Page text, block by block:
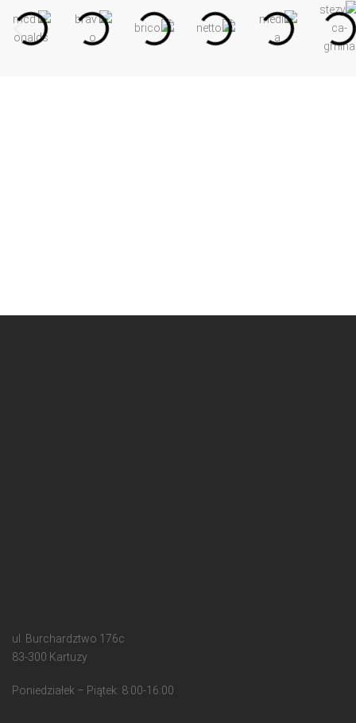
ul. Burchardztwo 176c
83-300 Kartuzy
Poniedziałek – Piątek: 8:00-16:00